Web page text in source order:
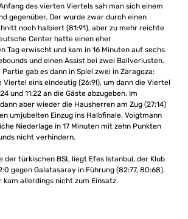
des vierten Viertels sah man sich einem
gegenüber. Der wurde zwar durch einen
noch halbiert (81:91), aber zu mehr reichte
Center hatte einen eher
Tag erwischt und kam in 16 Minuten auf sechs
und einen Assist bei zwei Ballverlusten.
gab es dann in Spiel zwei in Zaragoza:
Viertel eins eindeutig (26:9!), um dann die Viertel
und 11:22 an die Gäste abzugeben. Im
aber wieder die Hausherren am Zug (27:14)
umjubelten Einzug ins Halbfinale. Voigtmann
Niederlage in 17 Minuten mit zehn Punkten
nicht verhindern.
der türkischen BSL liegt Efes Istanbul, der Klub
gegen Galatasaray in Führung (82:77, 80:68).
kam allerdings nicht zum Einsatz.